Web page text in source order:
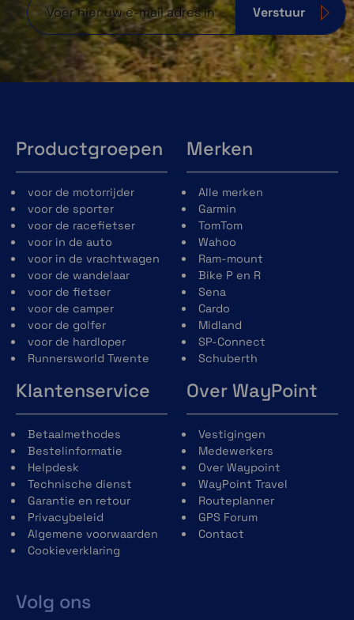
Verstuur
Productgroepen
voor de motorrijder
voor de sporter
voor de racefietser
voor in de auto
voor in de vrachtwagen
voor de wandelaar
voor de fietser
voor de camper
voor de golfer
voor de hardloper
Runnersworld Twente
Merken
Alle merken
Garmin
TomTom
Wahoo
Ram-mount
Bike P en R
Sena
Cardo
Midland
SP-Connect
Schuberth
Klantenservice
Betaalmethodes
Bestelinformatie
Helpdesk
Technische dienst
Garantie en retour
Privacybeleid
Algemene voorwaarden
Cookieverklaring
Volg ons
Over WayPoint
Vestigingen
Medewerkers
Over Waypoint
WayPoint Travel
Routeplanner
GPS Forum
Contact